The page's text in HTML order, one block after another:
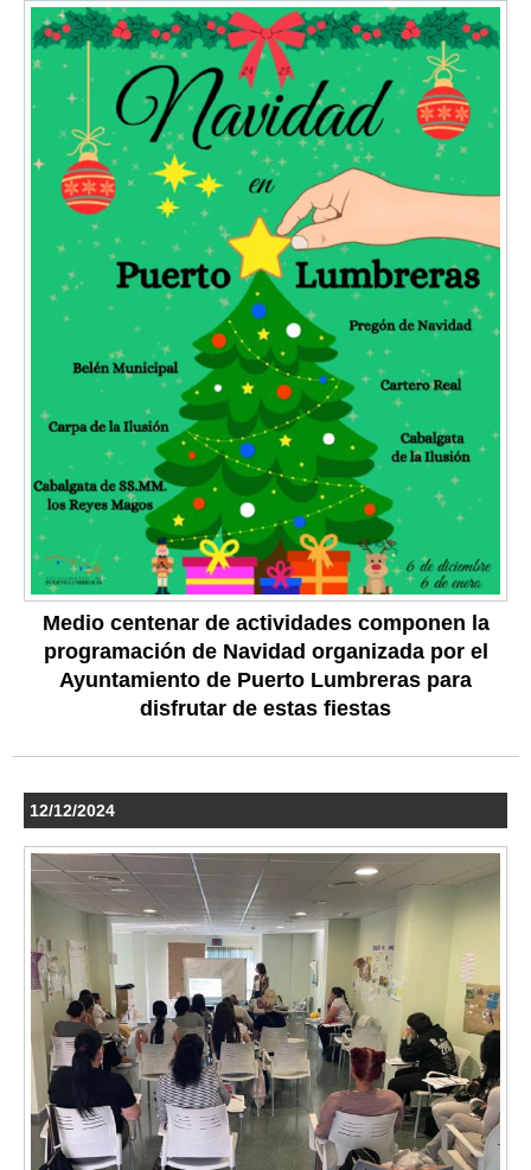
Medio centenar de actividades componen la
programación de Navidad organizada por el
Ayuntamiento de Puerto Lumbreras para
disfrutar de estas fiestas
12/12/2024